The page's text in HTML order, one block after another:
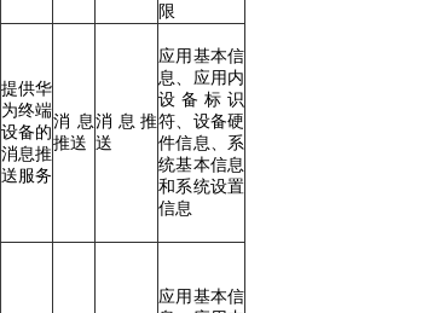
限
提供华
为终端
设备的
消息推
送服务
消息
推送
消息推
送
应用基本信
息、应用内
设备标识
符、设备硬
件信息、系
统基本信息
和系统设置
信息
应用基本信